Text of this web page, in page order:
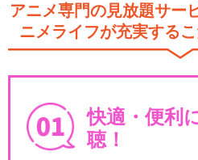
アニメ専門の見放題サー
ニメライフが充実する
快適・便利
聴！